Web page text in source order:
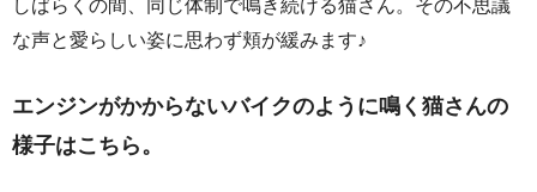
しばらくの間、同じ体制で鳴き続ける猫さん。その不思議
な声と愛らしい姿に思わず頬が緩みます♪
エンジンがかからないバイクのように鳴く猫さんの
様子はこちら。